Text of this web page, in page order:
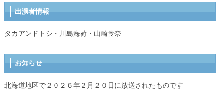
出演者情報
タカアンドトシ・川島海荷・山崎怜奈
お知らせ
北海道地区で２０２６年２月２０日に放送されたものです